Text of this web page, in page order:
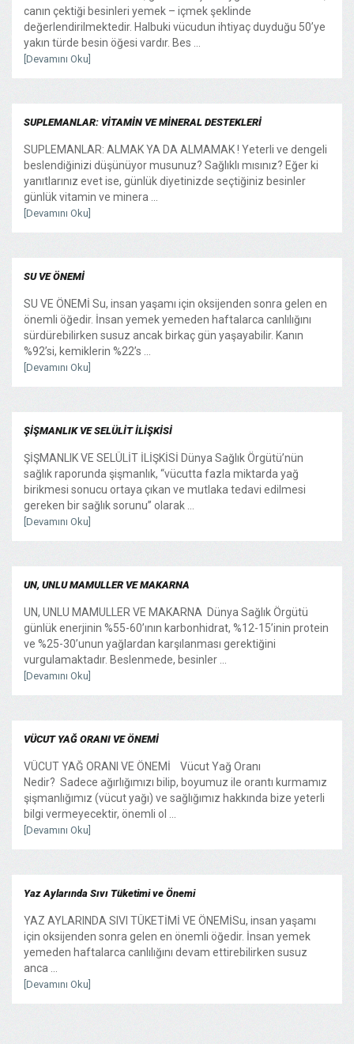
canın çektiği besinleri yemek – içmek şeklinde
değerlendirilmektedir. Halbuki vücudun ihtiyaç duyduğu 50’ye
yakın türde besin öğesi vardır. Bes ...
[Devamını Oku]
SUPLEMANLAR: VİTAMİN VE MİNERAL DESTEKLERİ
SUPLEMANLAR: ALMAK YA DA ALMAMAK ! Yeterli ve dengeli
beslendiğinizi düşünüyor musunuz? Sağlıklı mısınız? Eğer ki
yanıtlarınız evet ise, günlük diyetinizde seçtiğiniz besinler
günlük vitamin ve minera ...
[Devamını Oku]
SU VE ÖNEMİ
SU VE ÖNEMİ Su, insan yaşamı için oksijenden sonra gelen en
önemli öğedir. İnsan yemek yemeden haftalarca canlılığını
sürdürebilirken susuz ancak birkaç gün yaşayabilir. Kanın
%92’si, kemiklerin %22’s ...
[Devamını Oku]
ŞİŞMANLIK VE SELÜLİT İLİŞKİSİ
ŞİŞMANLIK VE SELÜLİT İLİŞKİSİ Dünya Sağlık Örgütü’nün
sağlık raporunda şişmanlık, “vücutta fazla miktarda yağ
birikmesi sonucu ortaya çıkan ve mutlaka tedavi edilmesi
gereken bir sağlık sorunu” olarak ...
[Devamını Oku]
UN, UNLU MAMULLER VE MAKARNA
UN, UNLU MAMULLER VE MAKARNA Dünya Sağlık Örgütü
günlük enerjinin %55-60’ının karbonhidrat, %12-15’inin protein
ve %25-30’unun yağlardan karşılanması gerektiğini
vurgulamaktadır. Beslenmede, besinler ...
[Devamını Oku]
VÜCUT YAĞ ORANI VE ÖNEMİ
VÜCUT YAĞ ORANI VE ÖNEMİ Vücut Yağ Oranı
Nedir? Sadece ağırlığımızı bilip, boyumuz ile orantı kurmamız
şişmanlığımız (vücut yağı) ve sağlığımız hakkında bize yeterli
bilgi vermeyecektir, önemli ol ...
[Devamını Oku]
Yaz Aylarında Sıvı Tüketimi ve Önemi
YAZ AYLARINDA SIVI TÜKETİMİ VE ÖNEMİSu, insan yaşamı
için oksijenden sonra gelen en önemli öğedir. İnsan yemek
yemeden haftalarca canlılığını devam ettirebilirken susuz
anca ...
[Devamını Oku]